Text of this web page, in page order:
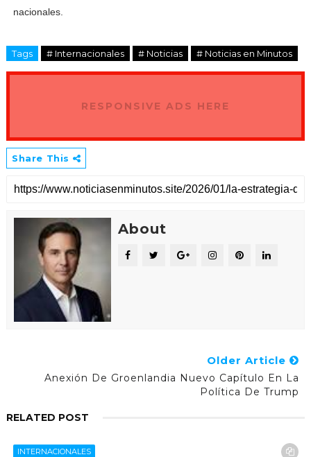
nacionales.
Tags # Internacionales # Noticias # Noticias en Minutos
RESPONSIVE ADS HERE
Share This
About
Older Article
Anexión De Groenlandia Nuevo Capítulo En La
Política De Trump
RELATED POST
INTERNACIONALES